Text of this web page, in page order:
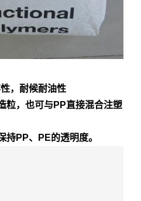
，耐候耐油性
粒，也可与PP直接混合注塑
持PP、PE的透明度。